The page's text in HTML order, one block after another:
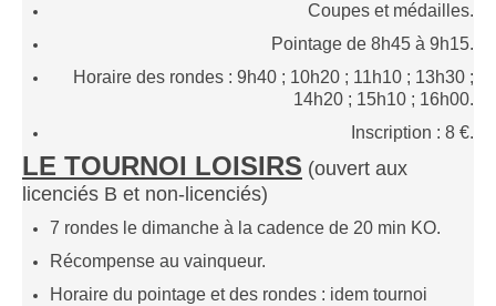
Les équipes Adultes
Les championnats individuels
Les tournois
Coupes et médailles.
Pointage de 8h45 à 9h15.
Horaire des rondes : 9h40 ; 10h20 ; 11h10 ; 13h30 ;
14h20 ; 15h10 ; 16h00.
Inscription : 8 €.
LE TOURNOI LOISIRS (ouvert aux
licenciés B et non-licenciés)
7 rondes le dimanche à la cadence de 20 min KO.
Récompense au vainqueur.
Horaire du pointage et des rondes : idem tournoi